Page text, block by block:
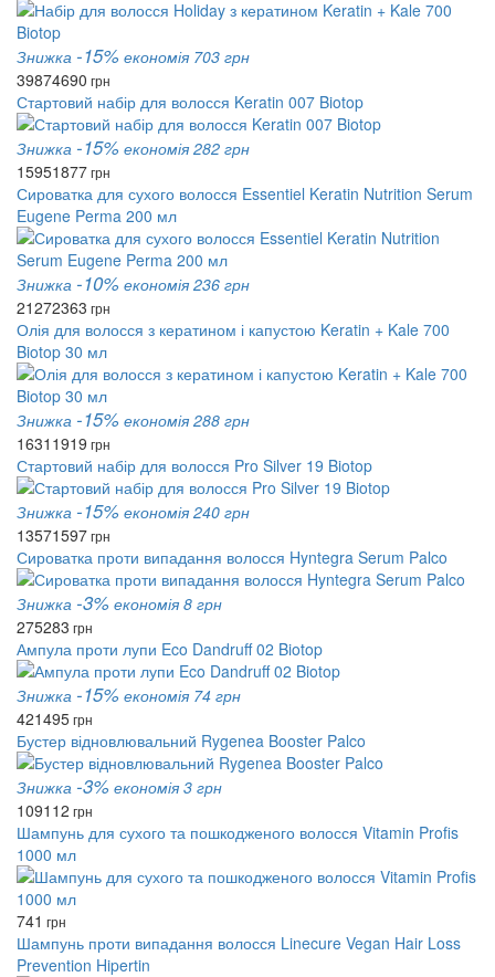
Знижка -15% економія 703 грн
39874690 грн
Стартовий набір для волосся Keratin 007 Biotop
Знижка -15% економія 282 грн
15951877грн
Сироватка для сухого волосся Essentiel Keratin Nutrition Serum
Eugene Perma 200 мл
Знижка -10% економія 236 грн
21272363 грн
Олія для волосся з кератином і капустою Keratin + Kale 700
Biotop 30 мл
Знижка -15% економія 288 грн
1631 1919 грн
Стартовий набір для волосся Pro Silver 19 Biotop
Знижка -15% економія 240 грн
13571597грн
Сироватка проти випадання волосся Hyntegra Serum Palco
Знижка -3% економія 8 грн
275283 грн
Ампула проти лупи Eco Dandruff 02 Biotop
Знижка -15% економія 74 грн
421495грн
Бустер відновлювальний Rygenea Booster Palco
Знижка -3% економія 3 грн
109112 грн
Шампунь для сухого та пошкодженого волосся Vitamin Profis
1000 мл
741 грн
Шампунь проти випадання волосся Linecure Vegan Hair Loss
Prevention Hipertin